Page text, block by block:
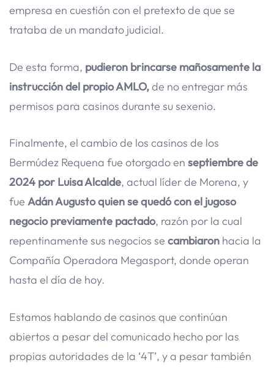
empresa en cuestión con el pretexto de que se
trataba de un mandato judicial.
De esta forma, pudieron brincarse mañosamente la
instrucción del propio AMLO,de no entregar más
permisos para casinos durante su sexenio.
Finalmente, el cambio de los casinos de los
Bermúdez Requena fue otorgado en septiembre de
2024 por Luisa Alcalde, actual líder de Morena, y
fue Adán Augusto quien se quedó con el jugoso
negocio previamente pactado, razón por la cual
repentinamente sus negocios se cambiaron hacia la
Compañía Operadora Megasport, donde operan
hasta el día de hoy.
Estamos hablando de casinos que continúan
abiertos a pesar del comunicado hecho por las
propias autoridades de la ‘4T’, y a pesar también